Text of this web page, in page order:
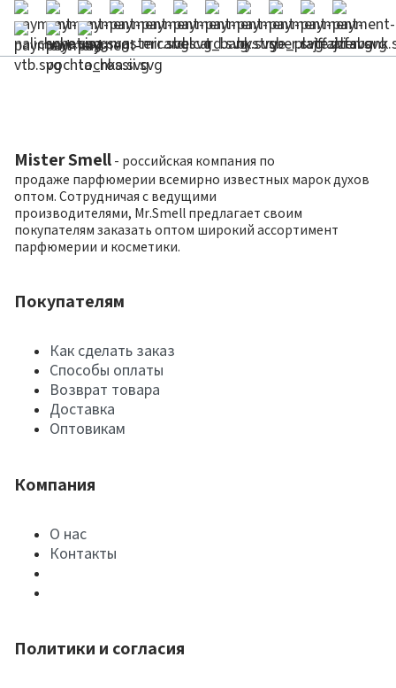
Mister Smell - российская компания по
продаже парфюмерии всемирно известных марок духов
оптом. Сотрудничая с ведущими
производителями, Mr.Smell предлагает своим
покупателям заказать оптом широкий ассортимент
парфюмерии и косметики.
Покупателям
Как сделать заказ
Способы оплаты
Возврат товара
Доставка
Оптовикам
Компания
О нас
Контакты
Политики и согласия